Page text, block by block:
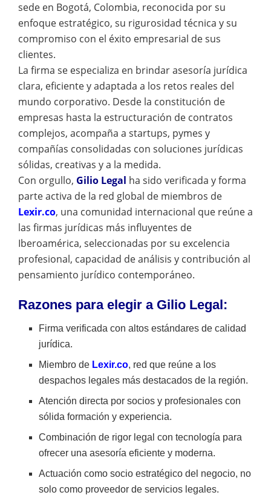
sede en Bogotá, Colombia, reconocida por su
enfoque estratégico, su rigurosidad técnica y su
compromiso con el éxito empresarial de sus
clientes.
La firma se especializa en brindar asesoría jurídica
clara, eficiente y adaptada a los retos reales del
mundo corporativo. Desde la constitución de
empresas hasta la estructuración de contratos
complejos, acompaña a startups, pymes y
compañías consolidadas con soluciones jurídicas
sólidas, creativas y a la medida.
Con orgullo, Gilio Legal ha sido verificada y forma
parte activa de la red global de miembros de
Lexir.co, una comunidad internacional que reúne a
las firmas jurídicas más influyentes de
Iberoamérica, seleccionadas por su excelencia
profesional, capacidad de análisis y contribución al
pensamiento jurídico contemporáneo.
Razones para elegir a Gilio Legal:
Firma verificada con altos estándares de calidad
jurídica.
Miembro de Lexir.co, red que reúne a los
despachos legales más destacados de la región.
Atención directa por socios y profesionales con
sólida formación y experiencia.
Combinación de rigor legal con tecnología para
ofrecer una asesoría eficiente y moderna.
Actuación como socio estratégico del negocio, no
solo como proveedor de servicios legales.